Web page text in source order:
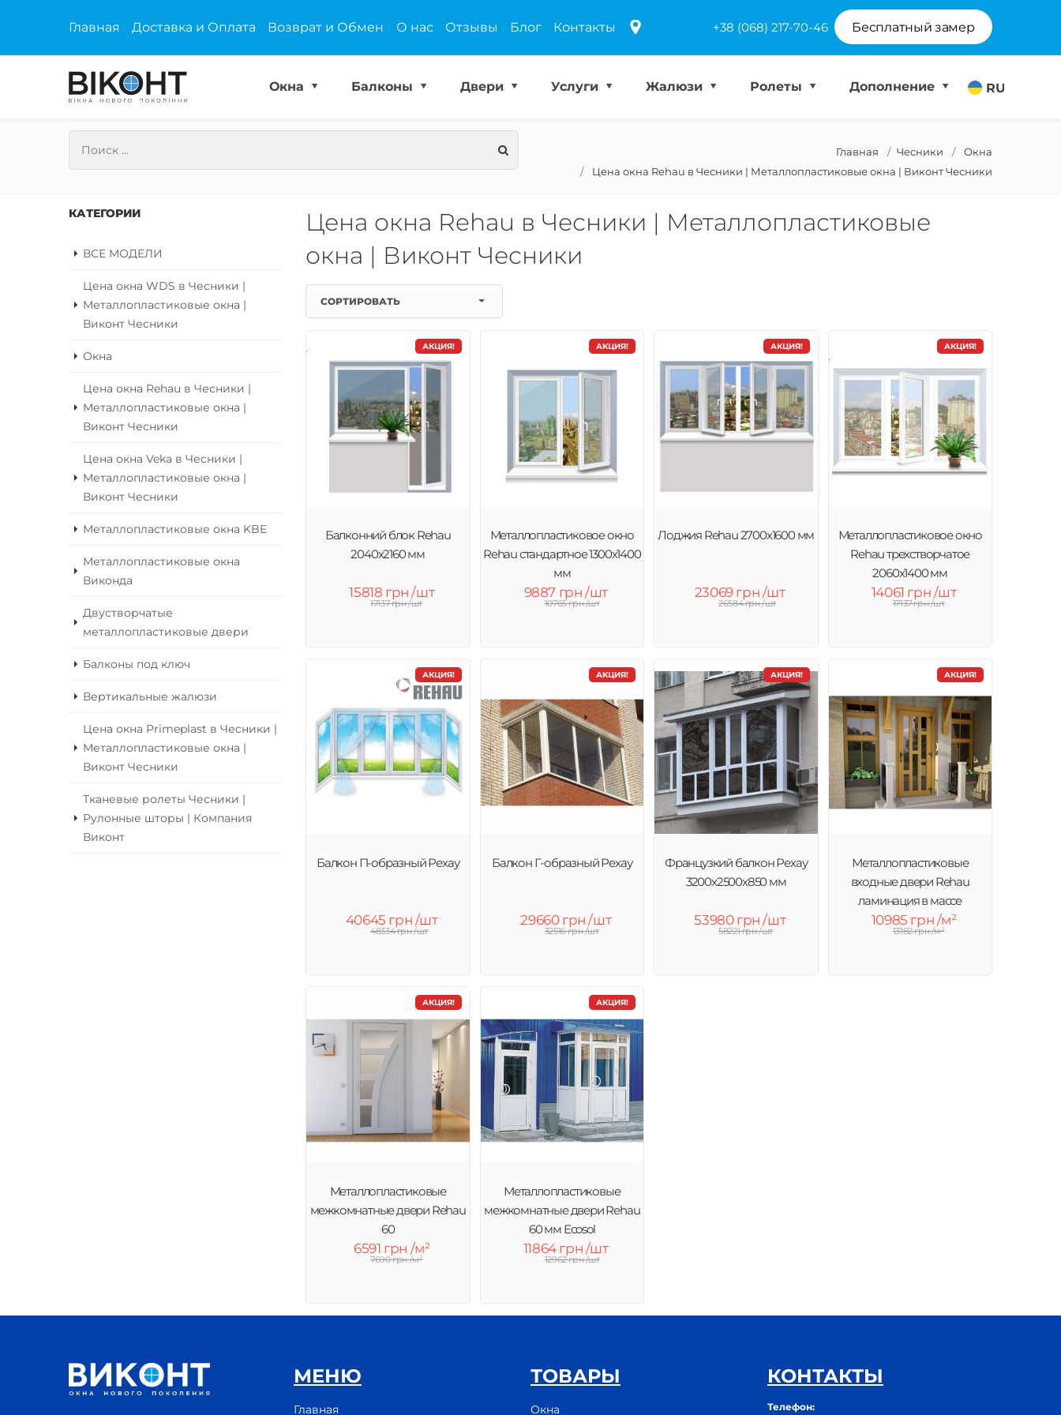
Главная Доставка и Оплата Возврат и Обмен О нас Отзывы Блог Контакты +38 (068) 217-70-46 Бесплатный замер
RU
Окна Балконы Двери Услуги Жалюзи Ролеты Дополнение
Главная Чесники
Окна
Цена окна Rehau в Чесники | Металлопластиковые окна | Виконт Чесники
КАТЕГОРИИ
ВСЕ МОДЕЛИ
Цена окна WDS в Чесники |
Металлопластиковые окна |
Виконт Чесники
Окна
Цена окна Rehau в Чесники |
Металлопластиковые окна |
Виконт Чесники
Цена окна Veka в Чесники |
Металлопластиковые окна |
Виконт Чесники
Металлопластиковые окна KBE
Металлопластиковые окна
Виконда
Двустворчатые
металлопластиковые двери
Балконы под ключ
Вертикальные жалюзи
Цена окна Primeplast в Чесники |
Металлопластиковые окна |
Виконт Чесники
Тканевые ролеты Чесники |
Рулонные шторы | Компания
Виконт
Цена окна Rehau в Чесники | Металлопластиковые
окна | Виконт Чесники
СОРТИРОВАТЬ
АКЦИЯ!
Балконний блок Rehau
2040x2160 мм
15818 грн /шт
17137 грн /шт
АКЦИЯ!
Металлопластиковое окно
Rehau стандартное 1300x1400
мм
9887 грн /шт
10765 грн /шт
АКЦИЯ!
Лоджия Rehau 2700х1600 мм
23069 грн /шт
26584 грн /шт
АКЦИЯ!
Металлопластиковое окно
Rehau трехстворчатое
2060х1400 мм
14061 грн /шт
17137 грн /шт
АКЦИЯ!
Балкон П-образный Рехау
40645 грн /шт
48334 грн /шт
АКЦИЯ!
Балкон Г-образный Рехау
29660 грн /шт
32516 грн /шт
АКЦИЯ!
Французкий балкон Рехау
3200х2500х850 мм
53980 грн /шт
58221 грн /шт
АКЦИЯ!
Металлопластиковые
входные двери Rehau
ламинация в массе
10985 грн /м²
13182 грн /м²
АКЦИЯ!
Металлопластиковые
межкомнатные двери Rehau
60
6591 грн /м²
7690 грн /м²
АКЦИЯ!
Металлопластиковые
межкомнатные двери Rehau
60 мм Ecosol
11864 грн /шт
12962 грн /шт
МЕНЮ
Главная
ТОВАРЫ
Окна
КОНТАКТЫ
Телефон: